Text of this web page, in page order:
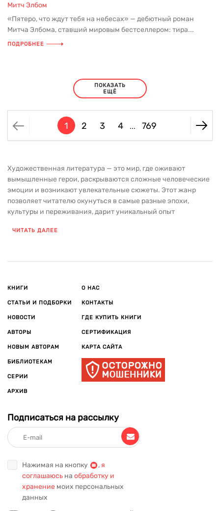
Митч Элбом
«Пятеро, что ждут тебя на небесах» — дебютный роман
Митча Элбома, ставший мировым бестселлером: тира...
ПОДРОБНЕЕ
ПОКАЗАТЬ
ЕЩЁ
1 2 3 4 ... 769
Художественная литература — это мир, где оживают
вымышленные герои, раскрываются сложные человеческие
эмоции и возникают увлекательные сюжеты. Этот жанр
позволяет читателю окунуться в самые разные эпохи,
культуры и переживания, дарит уникальный опыт
художественной литературы помогают лучше понять не
ставших неотъемлемой частью мировой литературы, до
современных авторов, чьи имена уже завоевали
давно покорили читателей по всему миру, так и интересные
издания, которые только набирают известность, но уже
заслужили внимание благодаря своей оригинальности и
расширяют кругозор, развивают воображение, учат
сопереживать, находить ответы на важные жизненные
ЧИТАТЬ ДАЛЕЕ
КНИГИ
СТАТЬИ И ПОДБОРКИ
НОВОСТИ
АВТОРЫ
НОВЫМ АВТОРАМ
БИБЛИОТЕКАМ
СЕРИИ
АРХИВ
О НАС
КОНТАКТЫ
ГДЕ КУПИТЬ КНИГИ
СЕРТИФИКАЦИЯ
КАРТА САЙТА
Подписаться на рассылку
Нажимая на кнопку , я
соглашаюсь на обработку и
хранение моих персональных
данных